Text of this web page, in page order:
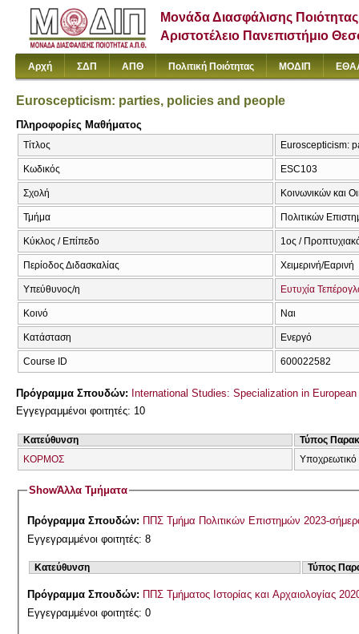
Μονάδα Διασφάλισης Ποιότητας
Αριστοτέλειο Πανεπιστήμιο
Αρχή ΣΔΠ ΑΠΘ Πολιτική Ποιότητας ΜΟΔΙΠ
Euroscepticism: parties, policies and people
Πληροφορίες Μαθήματος
Τίτλος Euroscepticism:
Κωδικός ESC103
Σχολή Κοινωνικών και
Τμήμα Πολιτικών
Κύκλος / Επίπεδο 1ος /
Περίοδος Διδασκαλίας Χειμερινή/Εαρινή
Υπεύθυνος/η Ευτυχία
Κοινό Ναι
Κατάσταση Ενεργό
Course ID 600022582
Πρόγραμμα Σπουδών: International Studies: Specialization in
Εγγεγραμμένοι φοιτητές: 10
Κατεύθυνση
Τύπος
ΚΟΡΜΟΣ
Υποχρεωτικό
ShowΆλλα Τμήματα
Πρόγραμμα Σπουδών: ΠΠΣ Τμήμα Πολιτικών Επιστημών 2023-
Εγγεγραμμένοι φοιτητές: 8
Κατεύθυνση Τύπος
Πρόγραμμα Σπουδών: ΠΠΣ Τμήματος Ιστορίας και Αρχαιολογίας
Εγγεγραμμένοι φοιτητές: 0